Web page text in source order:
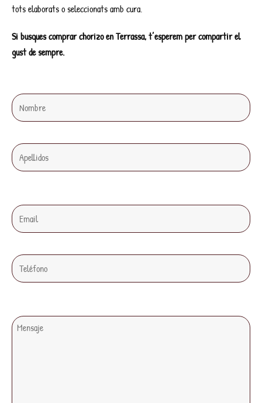
tots elaborats o seleccionats amb cura.
Si busques comprar chorizo en Terrassa, t’esperem per compartir el
gust de sempre.